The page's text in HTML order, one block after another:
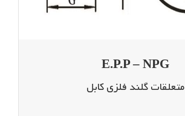
E.P.P – NPG
متعلقات گلند فلزی کابل